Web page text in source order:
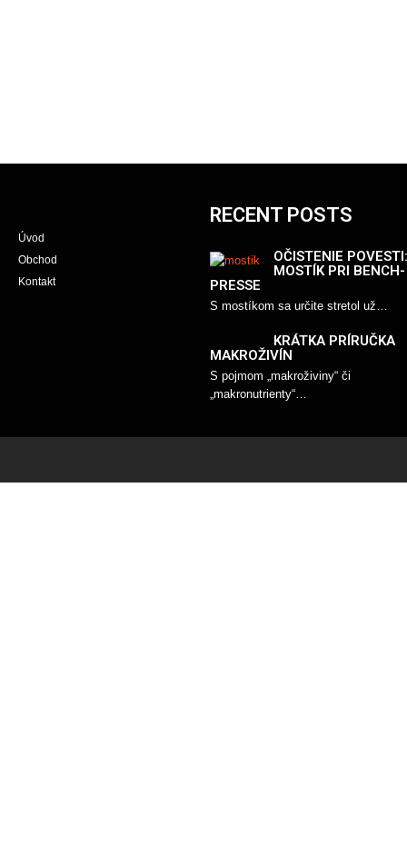
Úvod
Obchod
Kontakt
RECENT POSTS
OČISTENIE POVESTI:
MOSTÍK PRI BENCH-
PRESSE
S mostíkom sa určite stretol už…
KRÁTKA PRÍRUČKA
MAKROŽIVÍN
S pojmom „makroživiny“ či
„makronutrienty“…